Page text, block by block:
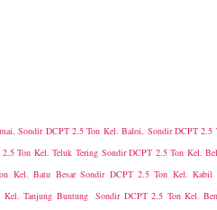
Sondir DCPT 2.5 Ton Kel. Baloi, Sondir DCPT 2.5
Ton Kel. Teluk Tering Sondir DCPT 2.5 Ton Kel.
Kel. Batu Besar Sondir DCPT 2.5 Ton Kel. Kabil
Tanjung Buntung Sondir DCPT 2.5 Ton Kel.